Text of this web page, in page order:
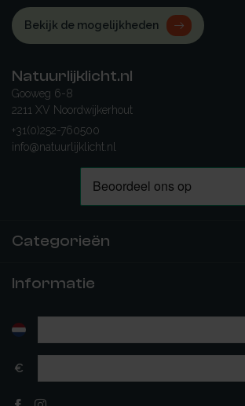
Bekijk de mogelijkheden
Natuurlijklicht.nl
Gooweg 6-8
2211 XV Noordwijkerhout
+31(0)252-760500
info@natuurlijklicht.nl
Categorieën
Informatie
€